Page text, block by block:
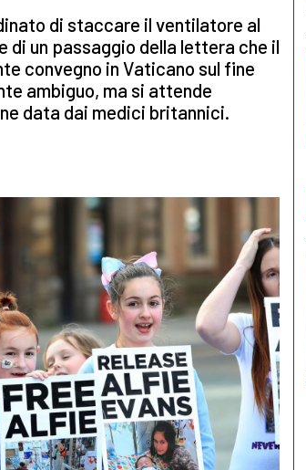
di staccare il ventilatore al
un passaggio della lettera che il
convegno in Vaticano sul fine
ambiguo, ma si attende
data dai medici britannici.